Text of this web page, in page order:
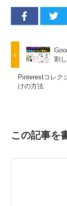
割
Pinterestコレク
けの方法
この記事を